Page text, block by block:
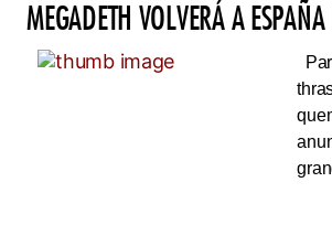
MEGADETH VOLVERÁ A